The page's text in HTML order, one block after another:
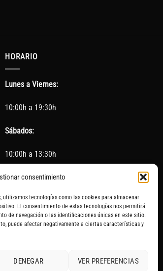
consentimiento
utilizamos tecnologías como las cookies para almacenar
El consentimiento de estas tecnologías nos permitirá
de navegación o las identificaciones únicas en este sitio.
puede afectar negativamente a ciertas características y
DENEGAR VER PREFERENCIAS
HORARIO
Lunes a Viernes:
10:00h a 19:30h
Sábados:
10:00h a 13:30h
(Cerrado los Sábados en Agosto)
Sin servicio de taller del 15 de Agosto al 5 de
septiembre